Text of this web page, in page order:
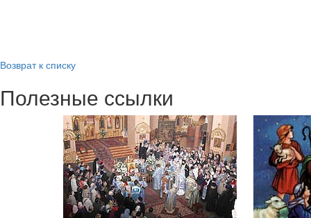
Возврат к списку
Полезные ссылки